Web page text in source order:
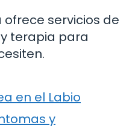
servicios de
terapia para
en el Labio
y